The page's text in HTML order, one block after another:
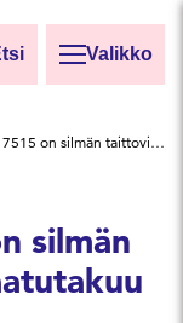
Valikko
Standardi SFS 7515 on silmän taittovirhekirurgian laatutakuu
silmän